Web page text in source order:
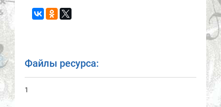
Файлы ресурса:
1